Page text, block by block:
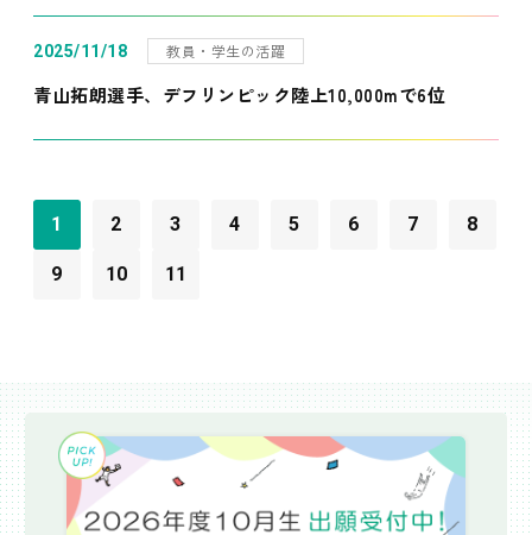
2025/11/18 教員・学生の活躍
青山拓朗選手、デフリンピック陸上10,000mで6位
1 2 3 4 5 6 7 8
9 10 11